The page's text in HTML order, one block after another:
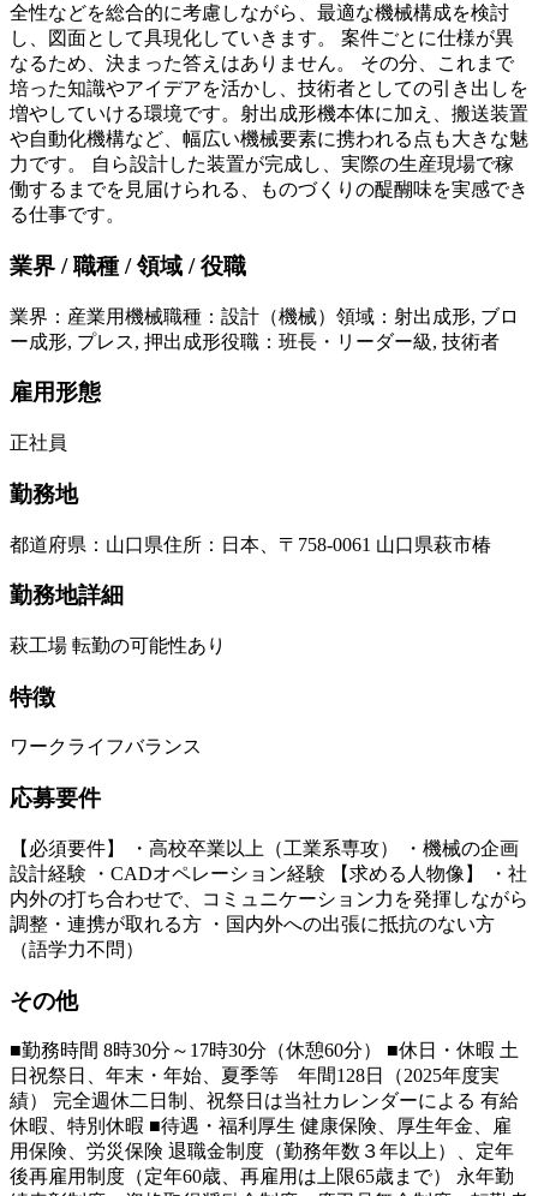
全性などを総合的に考慮しながら、最適な機械構成を検討
し、図面として具現化していきます。 案件ごとに仕様が異
なるため、決まった答えはありません。 その分、これまで
培った知識やアイデアを活かし、技術者としての引き出しを
増やしていける環境です。射出成形機本体に加え、搬送装置
や自動化機構など、幅広い機械要素に携われる点も大きな魅
力です。 自ら設計した装置が完成し、実際の生産現場で稼
働するまでを見届けられる、ものづくりの醍醐味を実感でき
る仕事です。
業界 / 職種 / 領域 / 役職
業界 ： 産業用機械職種 ： 設計（機械） 領域 ： 射出成形, ブロ
ー成形, プレス, 押出成形役職 ： 班長・リーダー級, 技術者
雇用形態
正社員
勤務地
都道府県 ： 山口県住所 ： 日本、〒758-0061 山口県萩市椿
勤務地詳細
萩工場 転勤の可能性あり
特徴
ワークライフバランス
応募要件
【必須要件】 ・高校卒業以上（工業系専攻） ・機械の企画
設計経験 ・CADオペレーション経験 【求める人物像】 ・社
内外の打ち合わせで、コミュニケーション力を発揮しながら
調整・連携が取れる方 ・国内外への出張に抵抗のない方
（語学力不問）
その他
■勤務時間 8時30分～17時30分（休憩60分） ■休日・休暇 土
日祝祭日、年末・年始、夏季等 年間128日（2025年度実
績） 完全週休二日制、祝祭日は当社カレンダーによる 有給
休暇、特別休暇 ■待遇・福利厚生 健康保険、厚生年金、雇
用保険、労災保険 退職金制度（勤務年数３年以上）、定年
後再雇用制度（定年60歳、再雇用は上限65歳まで） 永年勤